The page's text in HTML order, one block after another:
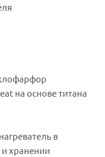
на основе титана
в
хранении